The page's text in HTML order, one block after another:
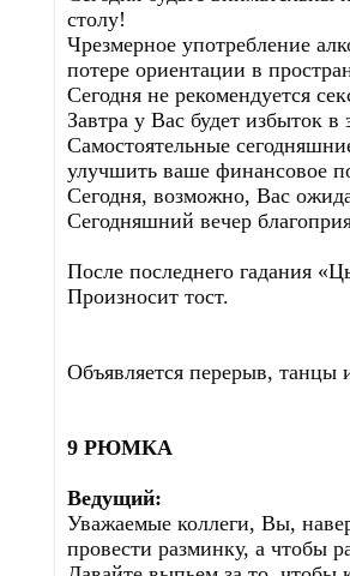
столу!
Чрезмерное употребление
потере ориентации в
Сегодня не рекомендуется
Завтра у Вас будет избыток в
Самостоятельные
улучшить ваше финансовое
Сегодня, возможно, Вас
Сегодняшний вечер
После последнего гадания
Произносит тост.
Объявляется перерыв, танцы
9 РЮМКА
Ведущий:
Уважаемые коллеги, Вы,
провести разминку, а чтобы